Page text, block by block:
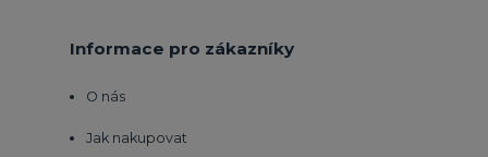
Informace pro zákazníky
O nás
Jak nakupovat